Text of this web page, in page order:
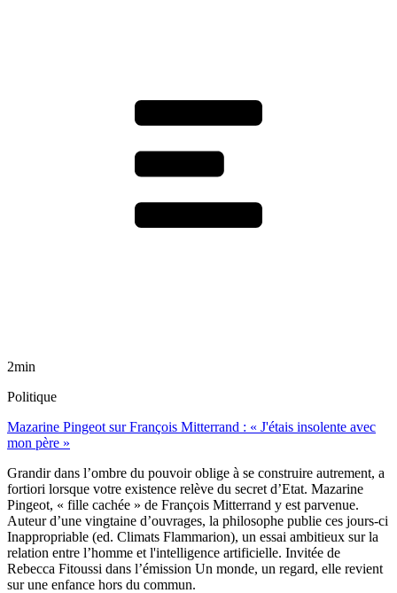
2min
Politique
Mazarine Pingeot sur François Mitterrand : « J'étais insolente avec
mon père »
Grandir dans l’ombre du pouvoir oblige à se construire autrement, a
fortiori lorsque votre existence relève du secret d’Etat. Mazarine
Pingeot, « fille cachée » de François Mitterrand y est parvenue.
Auteur d’une vingtaine d’ouvrages, la philosophe publie ces jours-ci
Inappropriable (ed. Climats Flammarion), un essai ambitieux sur la
relation entre l’homme et l'intelligence artificielle. Invitée de
Rebecca Fitoussi dans l’émission Un monde, un regard, elle revient
sur une enfance hors du commun.